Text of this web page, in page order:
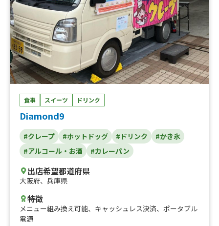
食事 スイーツ ドリンク
Diamond9
#クレープ #ホットドッグ #ドリンク
#かき氷
#アルコール・お酒
#カレーパン
出店希望都道府県
大阪府、 兵庫県
特徴
メニュー組み換え可能、 キャッシュレス決済、 ポータブル
電源